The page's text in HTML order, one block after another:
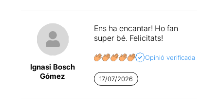
dels nostres fets, ens són
negats. Només aquells
virtuosos o que fan virtut
dels seus actes, són
mereixedors de
l’aplaudiment del públic
enfollit que projecta en el
Ignasi Bosch
Gómez
Ens ha encantar! Ho fan
super bé. Felicitats!
Opinió verificada
17/07/2026